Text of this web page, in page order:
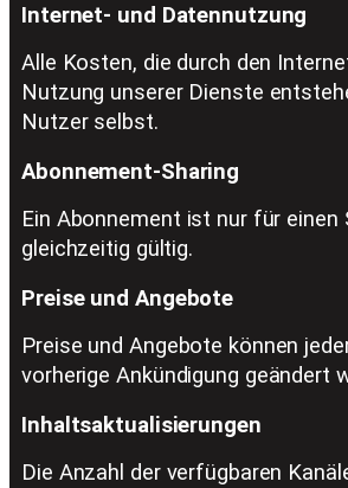
Internet- und Datennutzung
Alle Kosten, die durch den
Nutzung unserer Dienste
Nutzer selbst.
Abonnement-Sharing
Ein Abonnement ist nur für einen
gleichzeitig gültig.
Preise und Angebote
Preise und Angebote können
vorherige Ankündigung geändert
Inhaltsaktualisierungen
Die Anzahl der verfügbaren